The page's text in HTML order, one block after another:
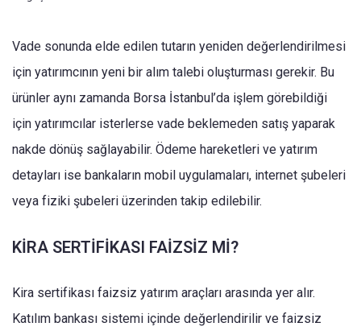
Vade sonunda elde edilen tutarın yeniden değerlendirilmesi
için yatırımcının yeni bir alım talebi oluşturması gerekir. Bu
ürünler aynı zamanda Borsa İstanbul’da işlem görebildiği
için yatırımcılar isterlerse vade beklemeden satış yaparak
nakde dönüş sağlayabilir. Ödeme hareketleri ve yatırım
detayları ise bankaların mobil uygulamaları, internet şubeleri
veya fiziki şubeleri üzerinden takip edilebilir.
KİRA SERTİFİKASI FAİZSİZ Mİ?
Kira sertifikası faizsiz yatırım araçları arasında yer alır.
Katılım bankası sistemi içinde değerlendirilir ve faizsiz